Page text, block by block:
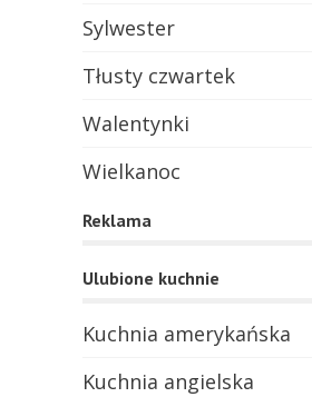
Sylwester
Tłusty czwartek
Walentynki
Wielkanoc
Reklama
Ulubione kuchnie
Kuchnia amerykańska
Kuchnia angielska